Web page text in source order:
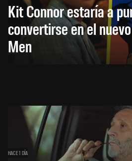
Kit Connor estaría a
convertirse en el
Men
HACE 1 DÍA